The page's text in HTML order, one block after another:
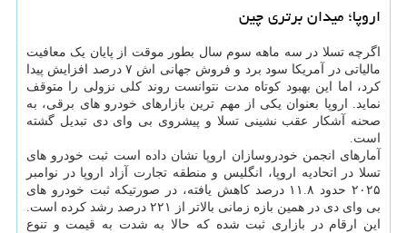
اروپا؛ میدان برتری چین
اگرچه تسلا در سه ماهه سوم سال بطور موقت از پایان یک معافیت
مالیاتی در آمریکا سود برد و فروش جهانی اش ۷ درصد افزایش پیدا
کرد، اما این بهبود کوتاه مدت نتوانست روند کلی نزولی را متوقف
نماید. اروپا بعنوان یکی از مهم ترین بازارهای خودرو های برقی، به
صحنه آشکار عقب نشینی تسلا و پیشروی بی وای دی تبدیل گشته
است.
آمارهای انجمن خودروسازان اروپا نشان داده است ثبت خودرو های
تسلا در اتحادیه اروپا، انگلیس و منطقه تجارت آزاد اروپا در نوامبر
۲۰۲۵ حدود ۱۱.۸ درصد کاهش یافته، در صورتیکه ثبت خودرو های
بی وای دی در همین بازه زمانی بالاتر از ۲۲۱ درصد رشد کرده است.
این ارقام در بازاری ثبت شده که حالا به شدت به قیمت و تنوع